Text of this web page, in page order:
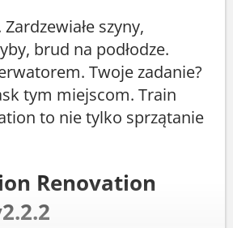
szyny,
brud na podłodze.
Twoje zadanie?
tym miejscom. Train
to nie tylko sprzątanie
Renovation